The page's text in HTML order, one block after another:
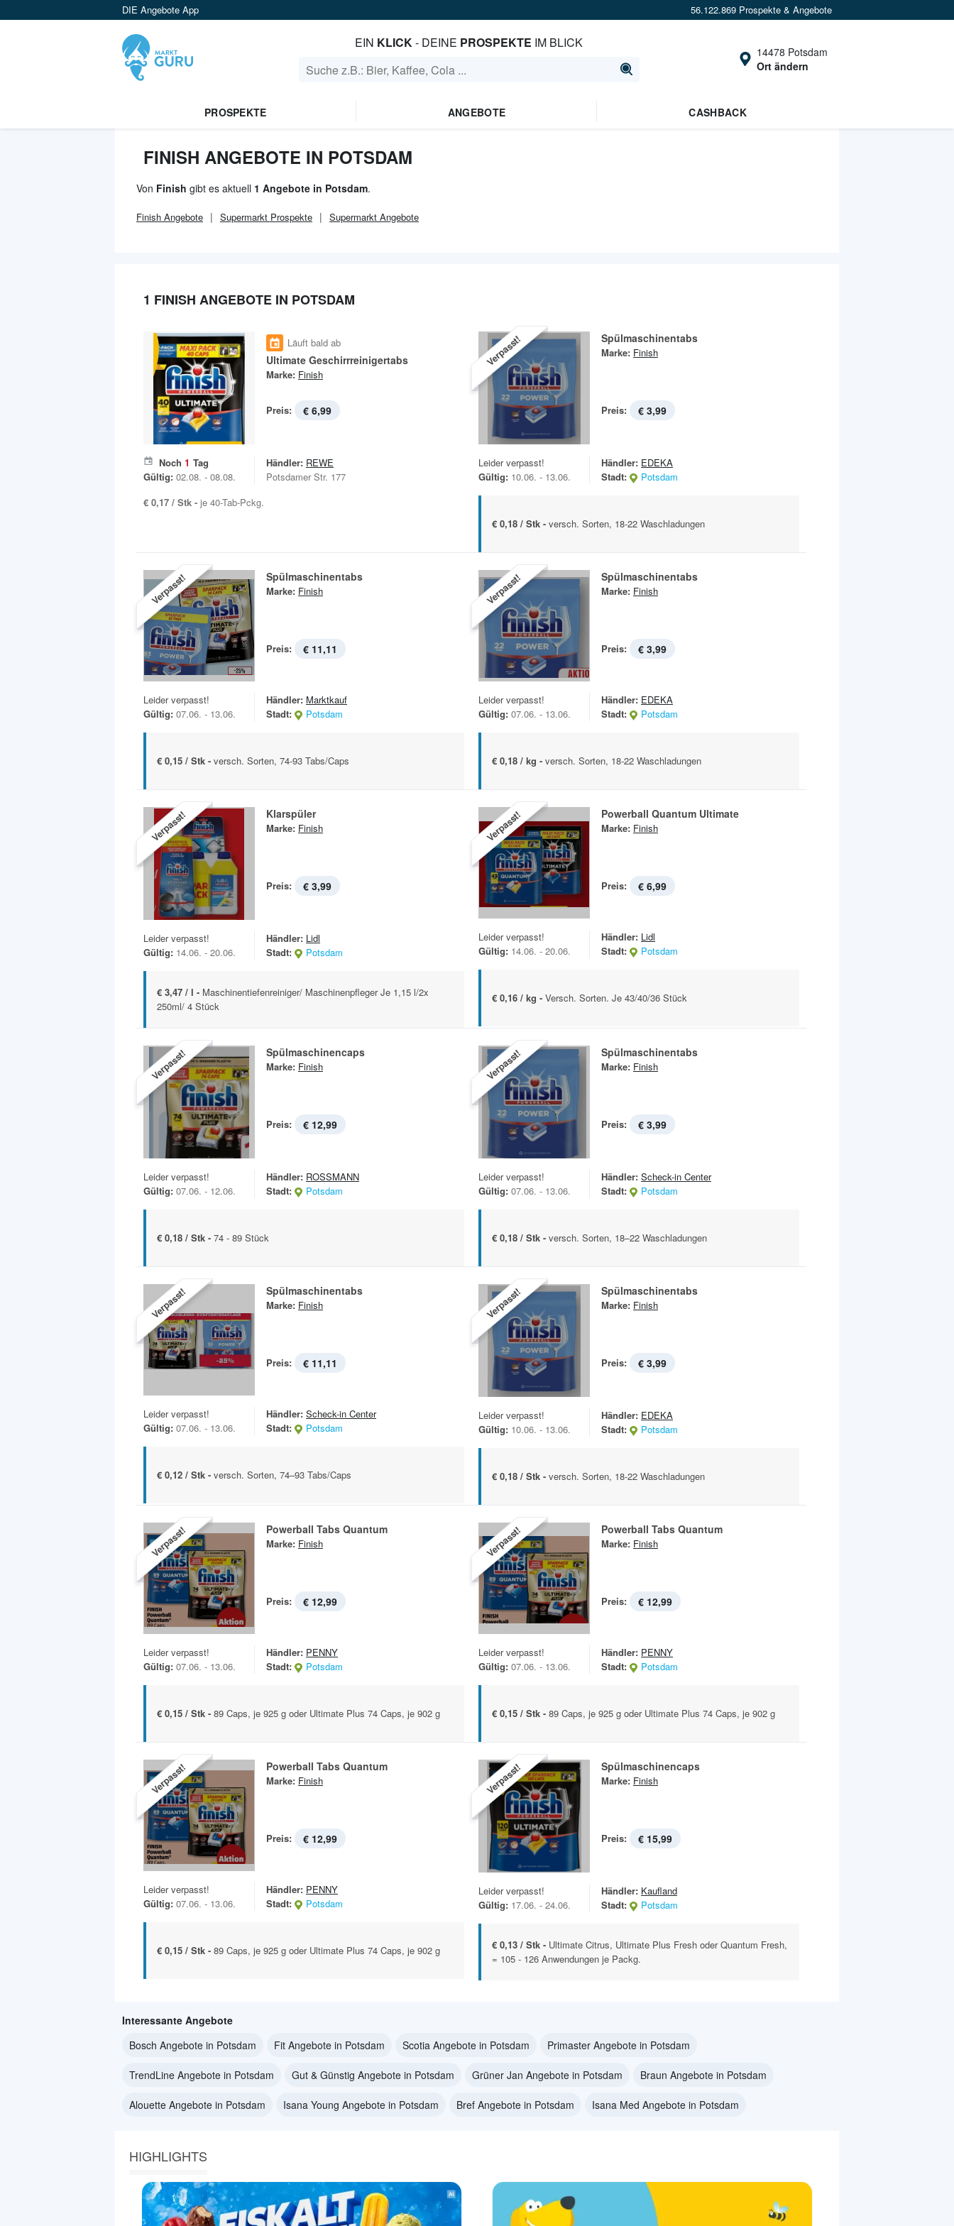
DIE Angebote App 56.122.869 Prospekte & Angebote
EIN KLICK- DEINE PROSPEKTE IM BLICK
14478 Potsdam
Ort ändern
PROSPEKTE ANGEBOTE CASHBACK
FINISH ANGEBOTE IN POTSDAM
Von Finish gibt es aktuell 1 Angebote in Potsdam.
Finish Angebote Supermarkt Prospekte Supermarkt Angebote
1 FINISH ANGEBOTE IN POTSDAM
Läuft bald ab
Ultimate Geschirrreinigertabs
Marke: Finish
Preis: € 6,99
Noch 1 Tag
Gültig: 02.08. - 08.08.
Händler: REWE
Potsdamer Str. 177
€ 0,17 / Stk - je 40-Tab-Pckg.
Verpasst! Spülmaschinentabs
Marke: Finish
Preis: € 3,99
Leider verpasst!
Gültig: 10.06. - 13.06.
Händler: EDEKA
Stadt:
Potsdam
€ 0,18 / Stk - versch. Sorten, 18-22 Waschladungen
Verpasst! Spülmaschinentabs
Marke: Finish
Preis: € 11,11
Leider verpasst!
Gültig: 07.06. - 13.06.
Händler: Marktkauf
Stadt:
Potsdam
€ 0,15 / Stk - versch. Sorten, 74-93 Tabs/Caps
Verpasst! Spülmaschinentabs
Marke: Finish
Preis: € 3,99
Leider verpasst!
Gültig: 07.06. - 13.06.
Händler: EDEKA
Stadt:
Potsdam
€ 0,18 / kg - versch. Sorten, 18-22 Waschladungen
Verpasst! Klarspüler
Marke: Finish
Preis: € 3,99
Leider verpasst!
Gültig: 14.06. - 20.06.
Händler: Lidl
Stadt:
Potsdam
€ 3,47 / l - Maschinentiefenreiniger/ Maschinenpfleger Je 1,15 l/2x
250ml/ 4 Stück
Verpasst! Powerball Quantum Ultimate
Marke: Finish
Preis: € 6,99
Leider verpasst!
Gültig: 14.06. - 20.06.
Händler: Lidl
Stadt:
Potsdam
€ 0,16 / kg - Versch. Sorten. Je 43/40/36 Stück
Verpasst! Spülmaschinencaps
Marke: Finish
Preis: € 12,99
Leider verpasst!
Gültig: 07.06. - 12.06.
Händler: ROSSMANN
Stadt:
Potsdam
€ 0,18 / Stk - 74 - 89 Stück
Verpasst! Spülmaschinentabs
Marke: Finish
Preis: € 3,99
Leider verpasst!
Gültig: 07.06. - 13.06.
Händler: Scheck-in Center
Stadt:
Potsdam
€ 0,18 / Stk - versch. Sorten, 18–22 Waschladungen
Verpasst! Spülmaschinentabs
Marke: Finish
Preis: € 11,11
Leider verpasst!
Gültig: 07.06. - 13.06.
Händler: Scheck-in Center
Stadt:
Potsdam
€ 0,12 / Stk - versch. Sorten, 74–93 Tabs/Caps
Verpasst! Spülmaschinentabs
Marke: Finish
Preis: € 3,99
Leider verpasst!
Gültig: 10.06. - 13.06.
Händler: EDEKA
Stadt:
Potsdam
€ 0,18 / Stk - versch. Sorten, 18-22 Waschladungen
Verpasst! Powerball Tabs Quantum
Marke: Finish
Preis: € 12,99
Leider verpasst!
Gültig: 07.06. - 13.06.
Händler: PENNY
Stadt:
Potsdam
€ 0,15 / Stk - 89 Caps, je 925 g oder Ultimate Plus 74 Caps, je 902 g
Verpasst! Powerball Tabs Quantum
Marke: Finish
Preis: € 12,99
Leider verpasst!
Gültig: 07.06. - 13.06.
Händler: PENNY
Stadt:
Potsdam
€ 0,15 / Stk - 89 Caps, je 925 g oder Ultimate Plus 74 Caps, je 902 g
Verpasst! Powerball Tabs Quantum
Marke: Finish
Preis: € 12,99
Leider verpasst!
Gültig: 07.06. - 13.06.
Händler: PENNY
Stadt:
Potsdam
€ 0,15 / Stk - 89 Caps, je 925 g oder Ultimate Plus 74 Caps, je 902 g
Verpasst! Spülmaschinencaps
Marke: Finish
Preis: € 15,99
Leider verpasst!
Gültig: 17.06. - 24.06.
Händler: Kaufland
Stadt:
Potsdam
€ 0,13 / Stk - Ultimate Citrus, Ultimate Plus Fresh oder Quantum Fresh,
= 105 - 126 Anwendungen je Packg.
Interessante Angebote
Bosch Angebote in Potsdam
Fit Angebote in Potsdam Scotia Angebote in Potsdam Primaster Angebote in Potsdam
TrendLine Angebote in Potsdam Gut & Günstig Angebote in Potsdam Grüner Jan Angebote in Potsdam Braun Angebote in Potsdam
Alouette Angebote in Potsdam Isana Young Angebote in Potsdam Bref Angebote in Potsdam Isana Med Angebote in Potsdam
HIGHLIGHTS